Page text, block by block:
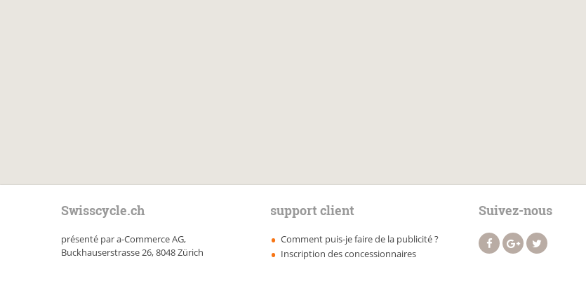
Swisscycle.ch
présenté par a-Commerce AG,
Buckhauserstrasse 26, 8048 Zürich
support client
Comment puis-je faire de la publicité ?
Inscription des concessionnaires
Suivez-nous